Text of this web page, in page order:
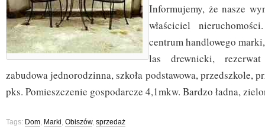
Informujemy, że nasze
właściciel
centrum handlowego
las drewnicki, rezerwat
zabudowa jednorodzinna, szkoła podstawowa, przedszkole,
pks. Pomieszczenie gospodarcze 4,1mkw. Bardzo ładna,
Tags: Dom, Marki, Obiszów, sprzedaż